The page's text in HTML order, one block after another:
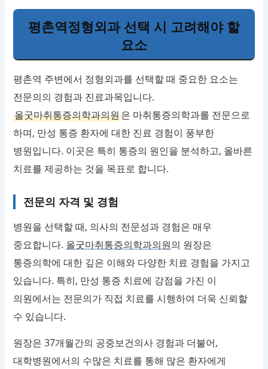
평촌역정형외과 선택 시 고려해야 할
요소
평촌역 주변에서 정형외과를 선택할 때 중요한 요소는
전문의의 경험과 진료과목입니다.
올굿마취통증의학과의원은 마취통증의학과를 전문으로
하며, 만성 통증 환자에 대한 진료 경험이 풍부한
병원입니다. 이곳은 특히 통증의 원인을 분석하고, 올바른
치료를 제공하는 것을 목표로 합니다.
전문의 자격 및 경험
병원을 선택할 때, 의사의 전문성과 경험은 매우
중요합니다. 올굿마취통증의학과의원의 원장은
통증의학에 대한 깊은 이해와 다양한 치료 경험을 가지고
있습니다. 특히, 만성 통증 치료에 강점을 가진 이
의원에서는 전문의가 직접 치료를 시행하여 더욱 신뢰할
수 있습니다.
원장은 37개월간의 공중보건의사 경험과 더불어,
대학병원에서의 수많은 치료를 통해 많은 환자에게